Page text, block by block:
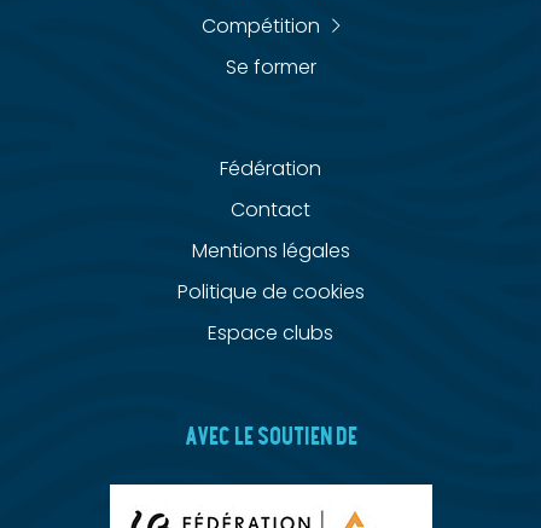
Compétition
Se former
Fédération
Contact
Mentions légales
Politique de cookies
Espace clubs
AVEC LE SOUTIEN DE